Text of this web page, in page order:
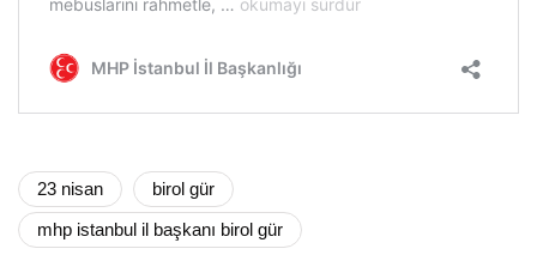
23 nisan
birol gür
mhp istanbul il başkanı birol gür